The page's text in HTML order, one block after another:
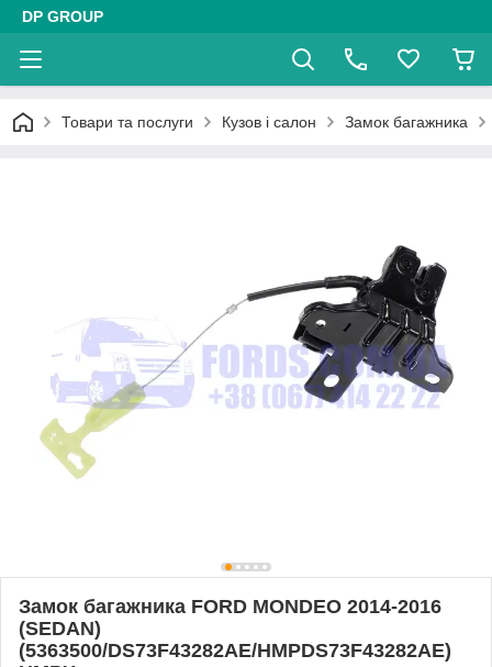
DP GROUP
Товари та послуги Кузов і салон Замок багажника
Замок багажника FORD MONDEO 2014-2016
(SEDAN)
(5363500/DS73F43282AE/HMPDS73F43282AE)